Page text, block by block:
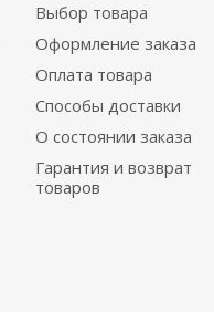
Выбор товара
Оформление заказа
Оплата товара
Способы доставки
О состоянии заказа
Гарантия и возврат
товаров